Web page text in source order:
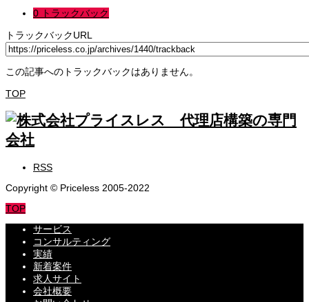
0 トラックバック
トラックバックURL
この記事へのトラックバックはありません。
TOP
RSS
Copyright © Priceless 2005-2022
TOP
サービス
コンサルティング
実績
新着案件
求人サイト
会社概要